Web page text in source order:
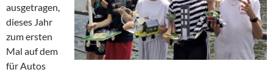
ausgetragen,
dieses Jahr
zum ersten
Mal auf dem
für Autos